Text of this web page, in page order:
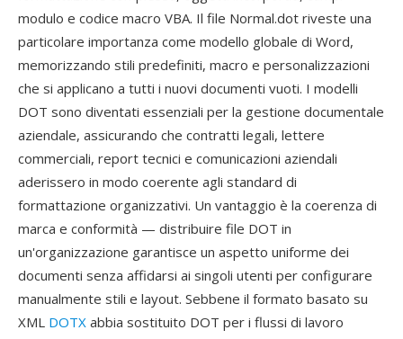
modulo e codice macro VBA. Il file Normal.dot riveste una
particolare importanza come modello globale di Word,
memorizzando stili predefiniti, macro e personalizzazioni
che si applicano a tutti i nuovi documenti vuoti. I modelli
DOT sono diventati essenziali per la gestione documentale
aziendale, assicurando che contratti legali, lettere
commerciali, report tecnici e comunicazioni aziendali
aderissero in modo coerente agli standard di
formattazione organizzativi. Un vantaggio è la coerenza di
marca e conformità — distribuire file DOT in
un'organizzazione garantisce un aspetto uniforme dei
documenti senza affidarsi ai singoli utenti per configurare
manualmente stili e layout. Sebbene il formato basato su
XML DOTX abbia sostituito DOT per i flussi di lavoro